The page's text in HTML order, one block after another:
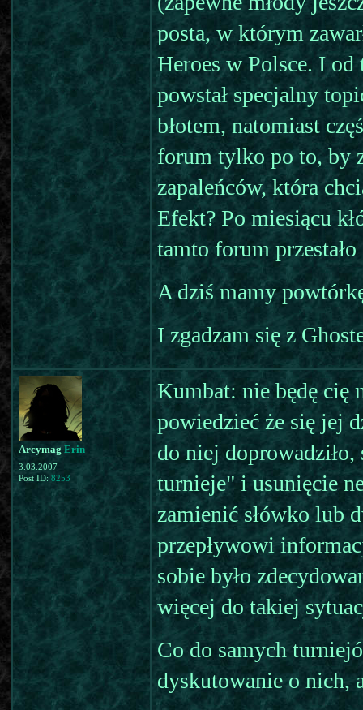
posta, w którym
Heroes w Polsce. I od
powstał specjalny
błotem, natomiast
forum tylko po to, by
zapaleńców, która
Efekt? Po miesiącu
tamto forum
A dziś mamy
I zgadzam się z
Arcymag Erin
3.03.2007
Post ID: 8253
Kumbat: nie będę cię
powiedzieć że się jej
do niej
turnieje" i usunięcie
zamienić słówko lub
przepływowi
sobie było
więcej do takiej
Co do samych
dyskutowanie o nich,